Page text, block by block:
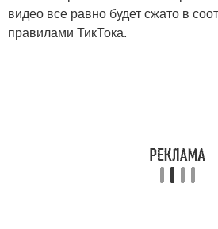
видео все равно будет сжато в
правилами ТикТока.